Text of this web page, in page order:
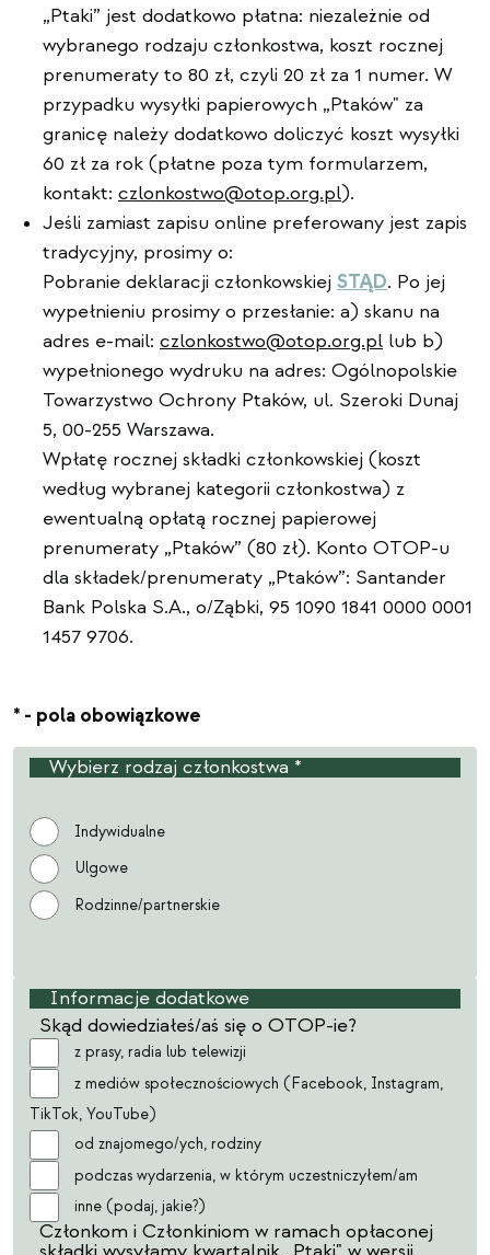
„Ptaki” jest dodatkowo płatna: niezależnie od
wybranego rodzaju członkostwa, koszt rocznej
prenumeraty to 80 zł, czyli 20 zł za 1 numer. W
przypadku wysyłki papierowych „Ptaków" za
granicę należy dodatkowo doliczyć koszt wysyłki
60 zł za rok (płatne poza tym formularzem,
kontakt: czlonkostwo@otop.org.pl).
Jeśli zamiast zapisu online preferowany jest zapis
tradycyjny, prosimy o:
Pobranie deklaracji członkowskiej STĄD. Po jej
wypełnieniu prosimy o przesłanie: a) skanu na
adres e-mail: czlonkostwo@otop.org.pl lub b)
wypełnionego wydruku na adres: Ogólnopolskie
Towarzystwo Ochrony Ptaków, ul. Szeroki Dunaj
5, 00-255 Warszawa.
Wpłatę rocznej składki członkowskiej (koszt
według wybranej kategorii członkostwa) z
ewentualną opłatą rocznej papierowej
prenumeraty „Ptaków” (80 zł). Konto OTOP-u
dla składek/prenumeraty „Ptaków”: Santander
Bank Polska S.A., o/Ząbki, 95 1090 1841 0000 0001
1457 9706.
* - pola obowiązkowe
Wybierz rodzaj członkostwa *
Rodzaj
Indywidualne
Ulgowe
Rodzinne/partnerskie
Informacje dodatkowe
Skąd dowiedziałeś/aś się o OTOP-ie?
z prasy, radia lub telewizji
z mediów społecznościowych (Facebook, Instagram,
TikTok, YouTube)
od znajomego/ych, rodziny
podczas wydarzenia, w którym uczestniczyłem/am
inne (podaj, jakie?)
Członkom i Członkiniom w ramach opłaconej